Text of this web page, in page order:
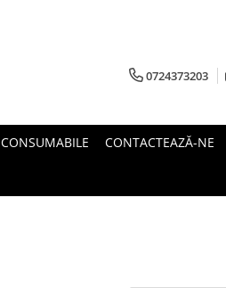
0724373203
CONSUMABILE CONTACTEAZĂ-NE